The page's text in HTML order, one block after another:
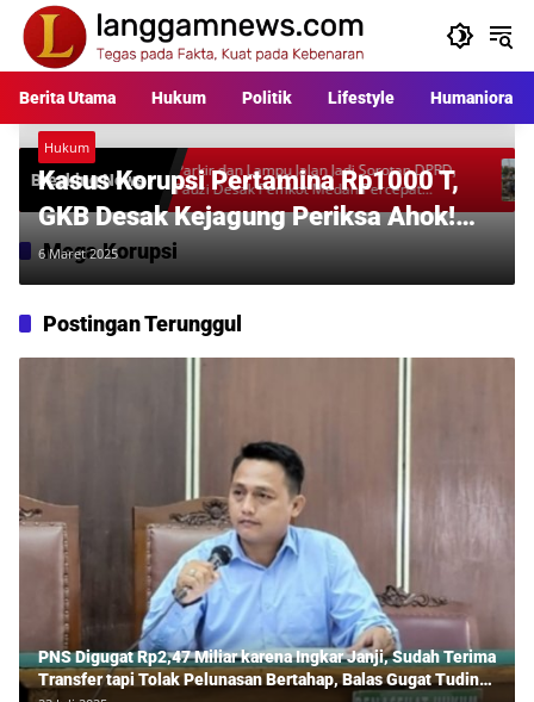
Langsung
konten
Berita Utama Hukum Politik Lifestyle Humaniora
Breaking NewsParkir dan Lampu Jalan Jadi Sorotan DPRD,
Fauzi Desak Pemkot Medan Percepat
Pembenahan
Mega Korupsi
Hukum
Kasus Korupsi Pertamina Rp1000 T,
GKB Desak Kejagung Periksa Ahok!
Ada Peran Kunci?
6 Maret 2025
Postingan Terunggul
PNS Digugat Rp2,47 Miliar karena Ingkar Janji, Sudah Terima
Transfer tapi Tolak Pelunasan Bertahap, Balas Gugat Tuding